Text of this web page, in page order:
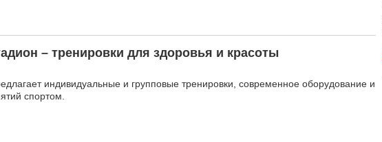
– тренировки для здоровья и красоты
индивидуальные и групповые тренировки, современное оборудование и
спортом.